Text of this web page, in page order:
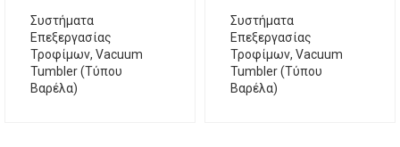
Συστήματα
Επεξεργασίας
Τροφίμων, Vacuum
Tumbler (Τύπου
Βαρέλα)
Συστήματα
Επεξεργασίας
Τροφίμων, Vacuum
Tumbler (Τύπου
Βαρέλα)